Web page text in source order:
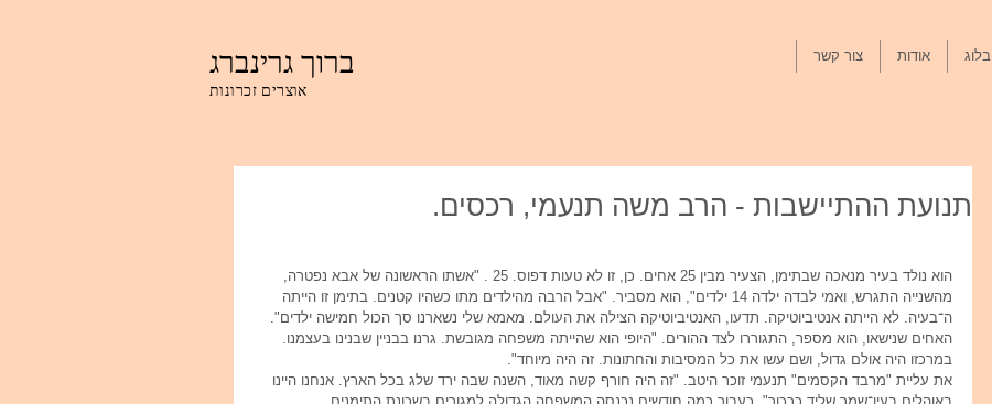
ברוך גרינברג
אוצרים זכרונות
בלוג אודות צור קשר
תנועת ההתיישבות - הרב משה תנעמי, רכסים.
הוא נולד בעיר מנאכה שבתימן, הצעיר מבין 25 אחים. כן, זו לא טעות דפוס. 25 . "אשתו הראשונה של אבא נפטרה,
מהשנייה התגרש, ואמי לבדה ילדה 14 ילדים", הוא מסביר. "אבל הרבה מהילדים מתו כשהיו קטנים. בתימן זו הייתה
ה־בעיה. לא הייתה אנטיביוטיקה. תדעו, האנטיביוטיקה הצילה את העולם. מאמא שלי נשארנו סך הכול חמישה ילדים".
האחים שנישאו, הוא מספר, התגוררו לצד ההורים. "היופי הוא שהייתה משפחה מגובשת. גרנו בבניין שבנינו בעצמנו.
במרכזו היה אולם גדול, ושם עשו את כל המסיבות והחתונות. זה היה מיוחד".
את עליית "מרבד הקסמים" תנעמי זוכר היטב. "זה היה חורף קשה מאוד, השנה שבה ירד שלג בכל הארץ. אנחנו היינו
אוצרים זכרונות
על סלפי, תדמית, וצילוםסנשו פנשו והמטריה
כי צילומי משפחה כן